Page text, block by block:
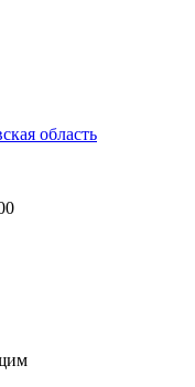
область